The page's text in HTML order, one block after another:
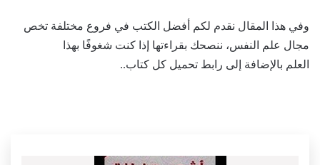
وفي هذا المقال نقدم لكم أفضل الكتب في فروع مختلفة تخص
مجال علم النفس، ننصحك بقراءتها إذا كنت شغوفًا بهذا
العلم بالإضافة إلى رابط تحميل كل كتاب..